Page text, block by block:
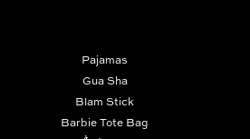
Pajamas
Gua Sha
Blam Stick
Barbie Tote Bag